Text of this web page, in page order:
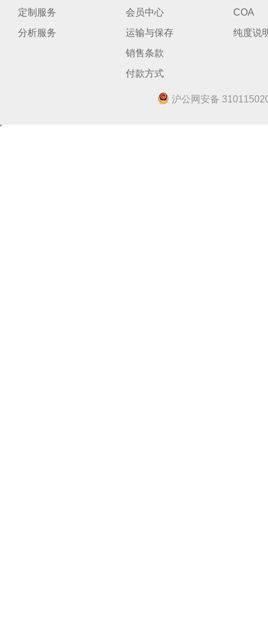
定制服务
分析服务
会员中心
运输与保存
销售条款
付款方式
COA
纯度说
沪公网安备